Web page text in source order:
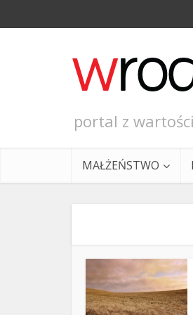
portal z
MAŁŻEŃSTWO